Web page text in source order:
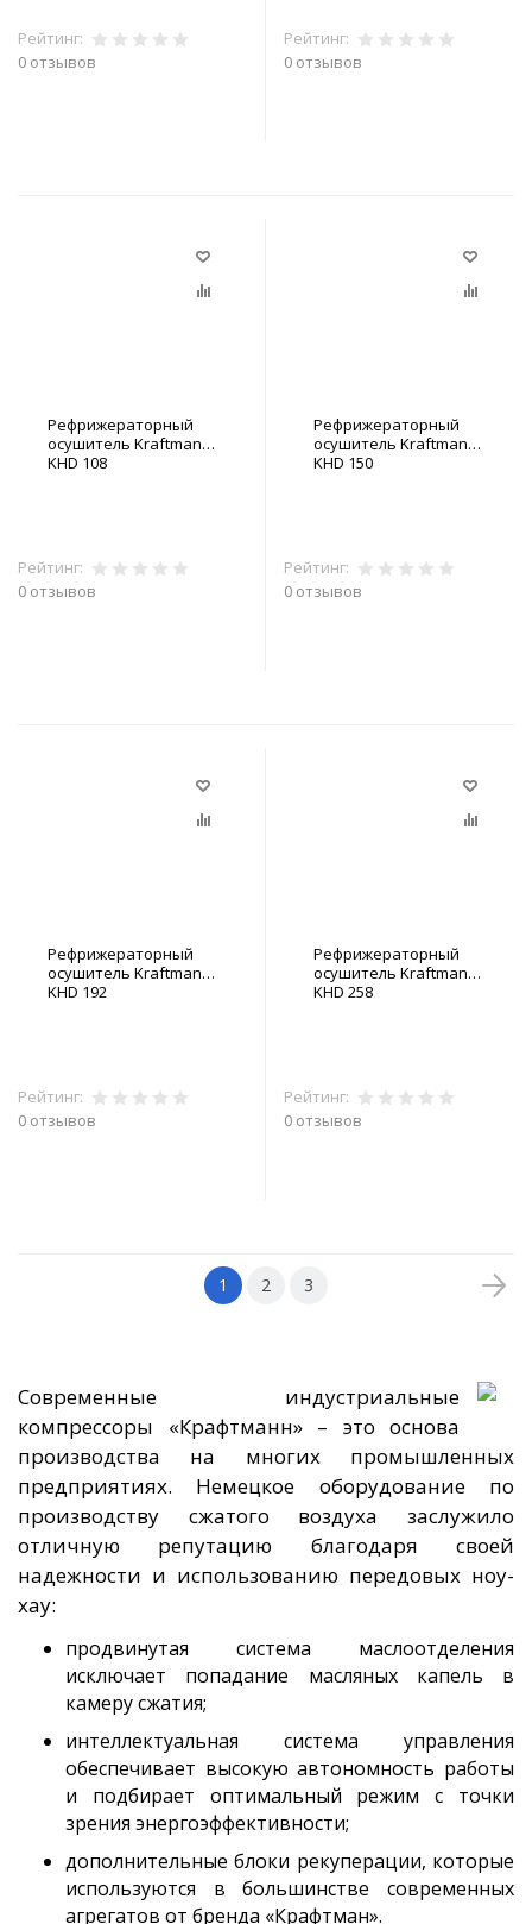
Современные индустриальные
компрессоры «Крафтманн» – это основа
производства на многих промышленных
предприятиях. Немецкое оборудование по
производству сжатого воздуха заслужило
отличную репутацию благодаря своей
надежности и использованию передовых ноу-
хау:
продвинутая система маслоотделения
исключает попадание масляных капель в
камеру сжатия;
интеллектуальная система управления
обеспечивает высокую автономность работы
и подбирает оптимальный режим с точки
зрения энергоэффективности;
дополнительные блоки рекуперации, которые
используются в большинстве современных
агрегатов от бренда «Крафтман».
Рейтинг:
0 отзывов
Рейтинг:
0 отзывов
Рефрижераторный
осушитель Kraftmann
KHD 108
Рейтинг:
0 отзывов
Рефрижераторный
осушитель Kraftmann
KHD 150
Рейтинг:
0 отзывов
Рефрижераторный
осушитель Kraftmann
KHD 192
Рейтинг:
0 отзывов
Рефрижераторный
осушитель Kraftmann
KHD 258
Рейтинг:
0 отзывов
1 2 3